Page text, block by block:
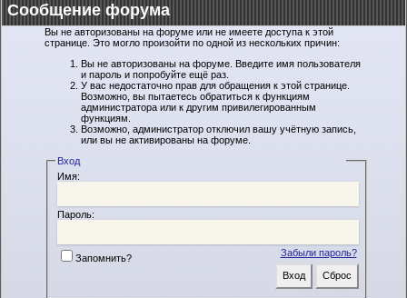
Сообщение форума
Вы не авторизованы на форуме или не имеете доступа к этой
странице. Это могло произойти по одной из нескольких причин:
Вы не авторизованы на форуме. Введите имя пользователя
и пароль и попробуйте ещё раз.
У вас недостаточно прав для обращения к этой странице.
Возможно, вы пытаетесь обратиться к функциям
администратора или к другим привилегированным
функциям.
Возможно, администратор отключил вашу учётную запись,
или вы не активированы на форуме.
Вход
Имя:
Пароль:
Забыли пароль?
Запомнить?